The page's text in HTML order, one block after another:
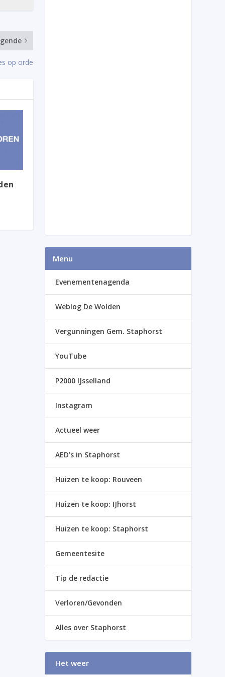
op orde
Menu
Evenementenagenda
Weblog De Wolden
Vergunningen Gem. Staphorst
YouTube
P2000 IJsselland
Instagram
Actueel weer
AED’s in Staphorst
Huizen te koop: Rouveen
Huizen te koop: IJhorst
Huizen te koop: Staphorst
Gemeentesite
Tip de redactie
Verloren/Gevonden
Alles over Staphorst
Het weer